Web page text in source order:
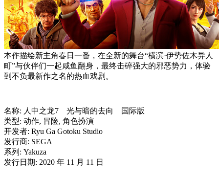
本作描绘新主角春日一番，在全新的舞台“横滨·伊势佐木异人
町”与伙伴们一起咸鱼翻身，最终击碎强大的邪恶势力，体验
到不负最新作之名的热血戏剧。
名称: 人中之龙7 光与暗的去向 国际版
类型: 动作, 冒险, 角色扮演
开发者: Ryu Ga Gotoku Studio
发行商: SEGA
系列: Yakuza
发行日期: 2020 年 11 月 11 日